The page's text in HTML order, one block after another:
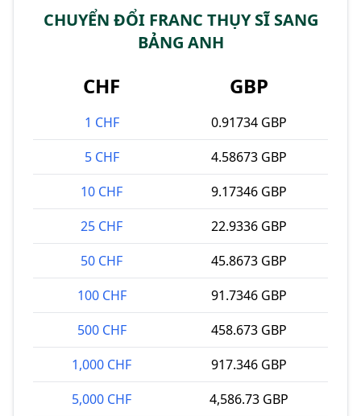
CHUYỂN ĐỔI FRANC THỤY SĨ SANG
BẢNG ANH
CHF GBP
1 CHF
0.91734 GBP
5 CHF
4.58673 GBP
10 CHF
9.17346 GBP
25 CHF
22.9336 GBP
50 CHF
45.8673 GBP
100 CHF
91.7346 GBP
500 CHF
458.673 GBP
1,000 CHF
917.346 GBP
5,000 CHF
4,586.73 GBP